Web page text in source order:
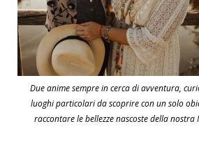
Due anime sempre in cerca di avventura,
luoghi particolari da scoprire con un solo
raccontare le bellezze nascoste della nostra